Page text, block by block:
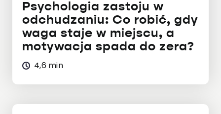
Psychologia zastoju w
odchudzaniu: Co robić, gdy
waga staje w miejscu, a
motywacja spada do zera?
4,6 min